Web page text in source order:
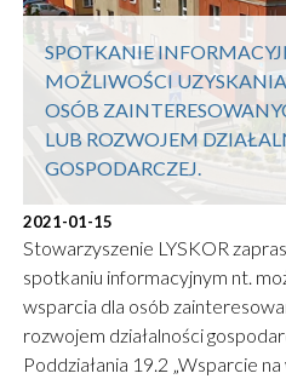
SPOTKANIE
MOŻLIWOŚCI
OSÓB
LUB ROZWOJEM
GOSPODARCZEJ.
2021-01-15
Stowarzyszenie LYSKOR
spotkaniu informacyjnym nt.
wsparcia dla osób
rozwojem działalności
Poddziałania 19.2 „Wsparcie